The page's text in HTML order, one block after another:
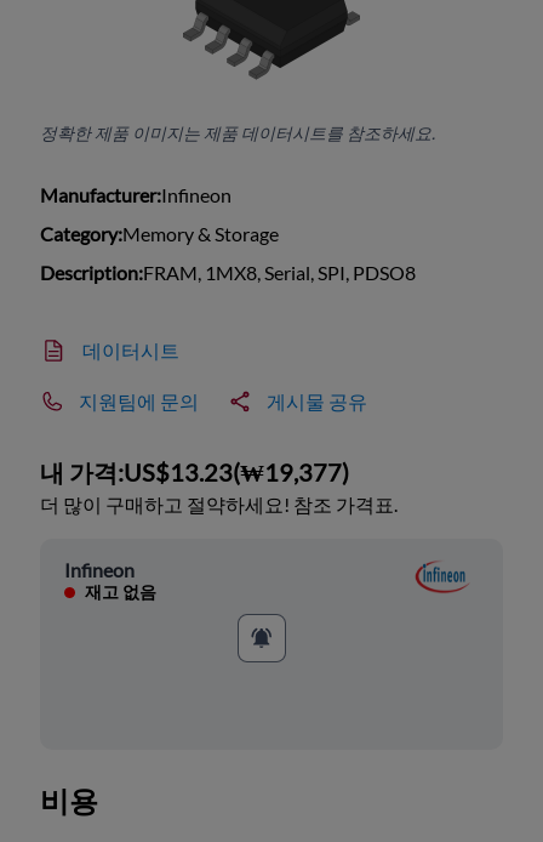
정확한 제품 이미지는 제품 데이터시트를 참조하세요.
Manufacturer:Infineon
Category:Memory & Storage
Description:FRAM, 1MX8, Serial, SPI, PDSO8
데이터시트
지원팀에 문의 게시물 공유
내 가격:US$13.23(₩19,377)
더 많이 구매하고 절약하세요! 참조 가격표.
Infineon
재고 없음
비용